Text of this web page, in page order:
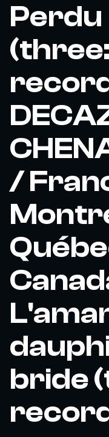
Perdu
/
bride